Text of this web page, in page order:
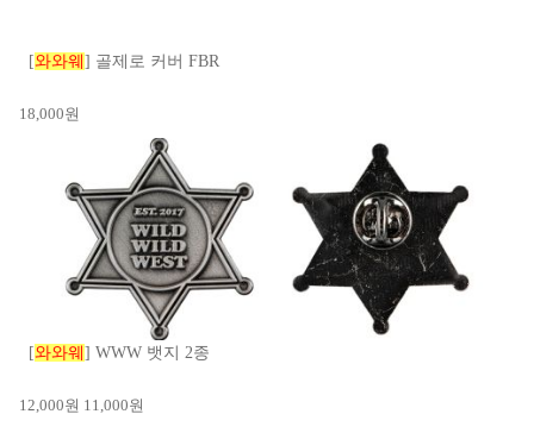
[와와웨 ] 골제로 커버 FBR
18,000원
[와와웨 ] WWW 뱃지 2종
12,000원 11,000원